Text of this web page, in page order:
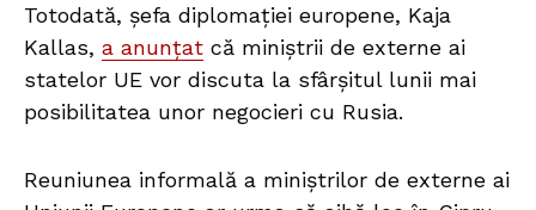
Totodată, șefa diplomației europene, Kaja
Kallas, a anunțat că miniștrii de externe ai
statelor UE vor discuta la sfârșitul lunii mai
posibilitatea unor negocieri cu Rusia.
Reuniunea informală a miniștrilor de externe ai